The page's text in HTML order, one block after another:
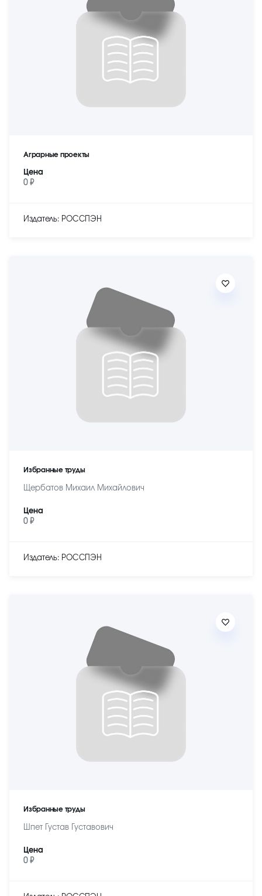
Аграрные проекты
Цена
0 ₽
Издатель: РОССПЭН
Избранные труды
Щербатов Михаил Михайлович
Цена
0 ₽
Издатель: РОССПЭН
Избранные труды
Шпет Густав Густавович
Цена
0 ₽